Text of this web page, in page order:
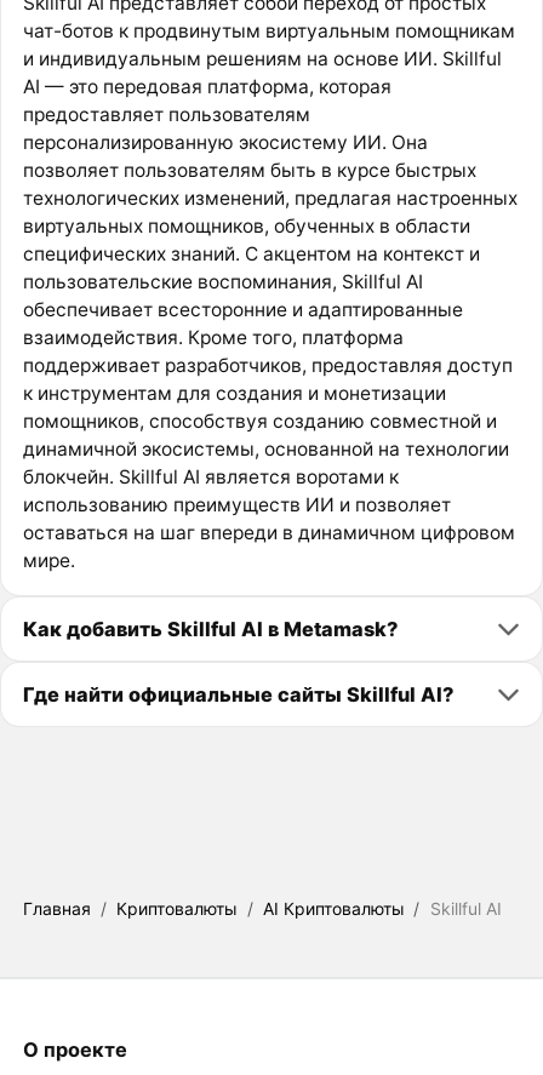
чат-ботов к продвинутым виртуальным помощникам
и индивидуальным решениям на основе ИИ. Skillful
AI — это передовая платформа, которая
предоставляет пользователям
персонализированную экосистему ИИ. Она
позволяет пользователям быть в курсе быстрых
технологических изменений, предлагая настроенных
виртуальных помощников, обученных в области
специфических знаний. С акцентом на контекст и
пользовательские воспоминания, Skillful AI
обеспечивает всесторонние и адаптированные
взаимодействия. Кроме того, платформа
поддерживает разработчиков, предоставляя доступ
к инструментам для создания и монетизации
помощников, способствуя созданию совместной и
динамичной экосистемы, основанной на технологии
блокчейн. Skillful AI является воротами к
использованию преимуществ ИИ и позволяет
оставаться на шаг впереди в динамичном цифровом
мире.
Как добавить Skillful AI в Metamask?
Где найти официальные сайты Skillful AI?
Главная / Криптовалюты / AI Криптовалюты / Skillful AI
О проекте